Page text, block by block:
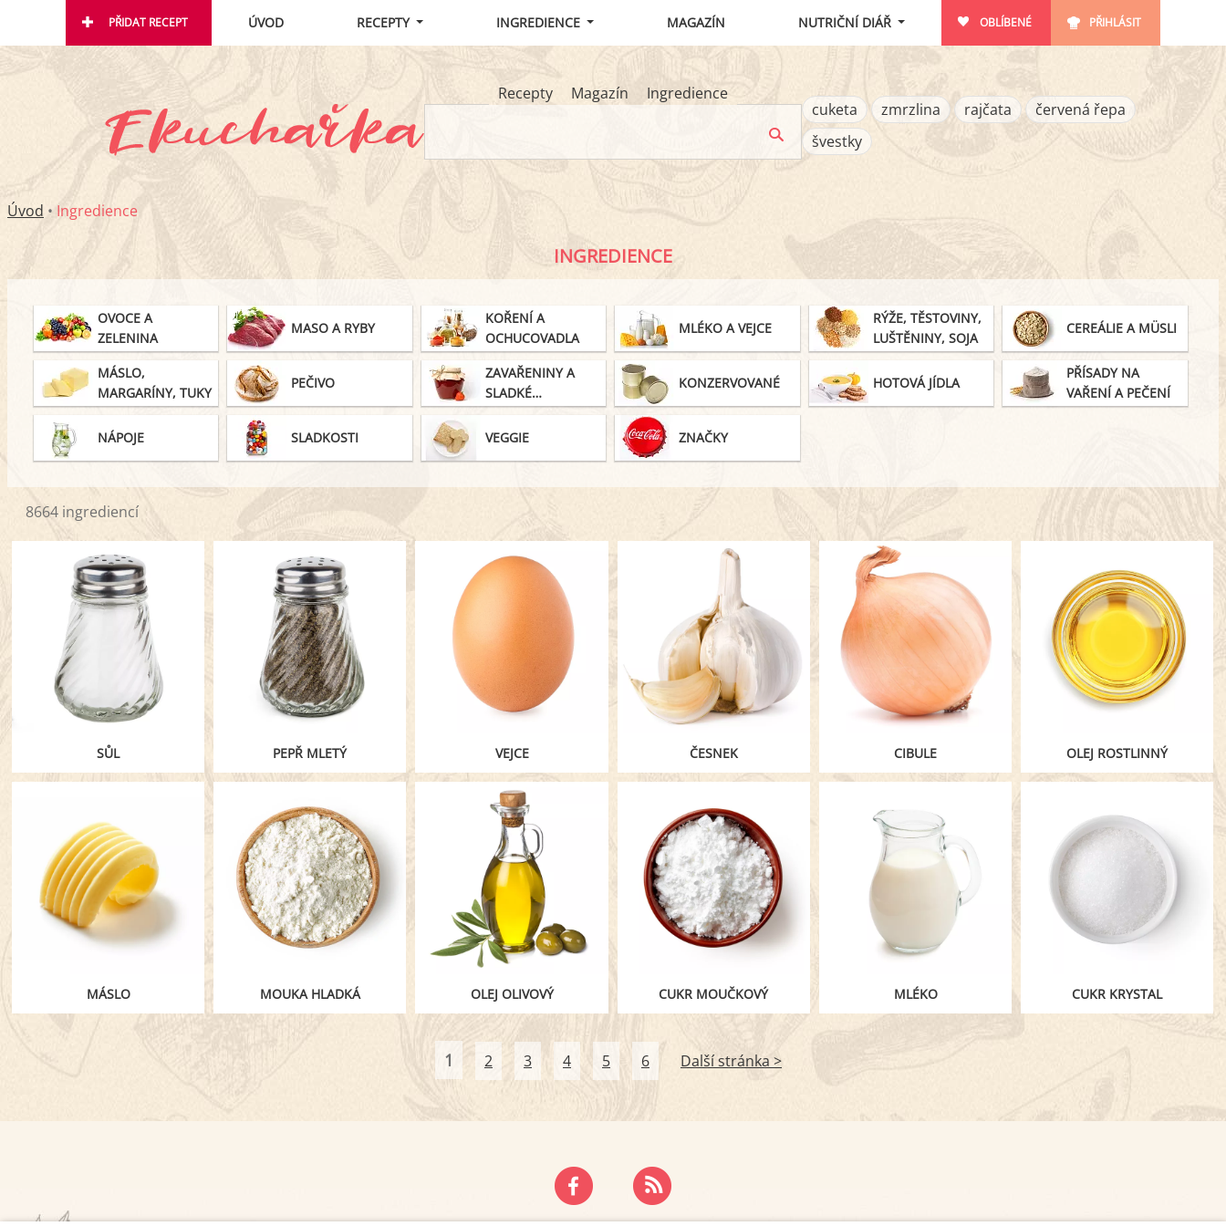
PŘIDAT RECEPT ÚVOD RECEPTY INGREDIENCE MAGAZÍN NUTRIČNÍ DIÁŘ OBLÍBENÉ PŘIHLÁSIT
Recepty Magazín
Ingredience
cuketa
zmrzlina rajčata
červená řepa
švestky
Úvod • Ingredience
INGREDIENCE
OVOCE A
ZELENINA
MASO A RYBY
KOŘENÍ A
OCHUCOVADLA
MLÉKO A VEJCE
RÝŽE, TĚSTOVINY,
LUŠTĚNINY, SOJA
CEREÁLIE A MÜSLI
MÁSLO,
MARGARÍNY, TUKY
PEČIVO
ZAVAŘENINY A
SLADKÉ
POMAZÁNKY
KONZERVOVANÉ HOTOVÁ JÍDLA
PŘÍSADY NA
VAŘENÍ A PEČENÍ
NÁPOJE SLADKOSTI VEGGIE ZNAČKY
8664 ingrediencí
SŮL PEPŘ MLETÝ VEJCE ČESNEK CIBULE OLEJ ROSTLINNÝ
MÁSLO MOUKA HLADKÁ OLEJ OLIVOVÝ CUKR MOUČKOVÝ MLÉKO CUKR KRYSTAL
1 2 3 4 5 6 Další stránka >